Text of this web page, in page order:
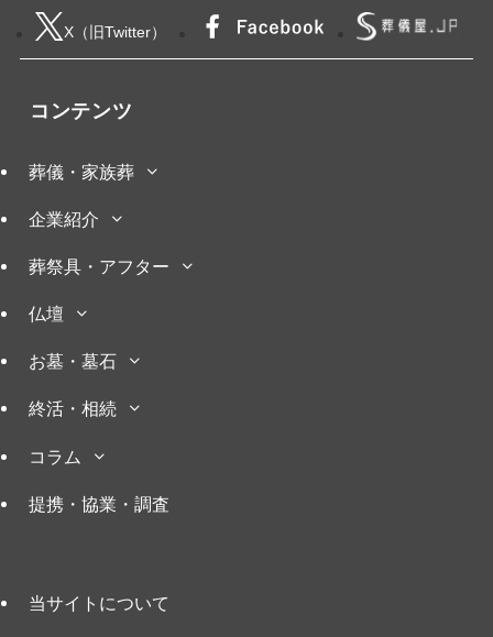
X（旧Twitter）
コンテンツ
葬儀・家族葬
企業紹介
葬祭具・アフター
仏壇
お墓・墓石
終活・相続
コラム
提携・協業・調査
当サイトについて